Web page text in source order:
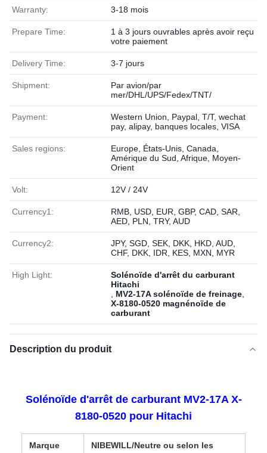
Warranty: 3-18 mois
Prepare Time:
1 à 3 jours ouvrables après avoir reçu
votre paiement
Delivery Time: 3-7 jours
Shipment:
Par avion/par
mer/DHL/UPS/Fedex/TNT/
Payment:
Western Union, Paypal, T/T, wechat
pay, alipay, banques locales, VISA
Sales regions:
Europe, États-Unis, Canada,
Amérique du Sud, Afrique, Moyen-
Orient
Volt: 12V / 24V
Currency1:
RMB, USD, EUR, GBP, CAD, SAR,
AED, PLN, TRY, AUD
Currency2:
JPY, SGD, SEK, DKK, HKD, AUD,
CHF, DKK, IDR, KES, MXN, MYR
High Light:
Solénoïde d'arrêt du carburant
Hitachi
MV2-17A solénoïde de freinage
X-8180-0520 magnénoïde de
carburant
Description du produit
Solénoïde d'arrêt de carburant MV2-17A X-
8180-0520 pour Hitachi
Marque
NIBEWILL/Neutre ou selon les